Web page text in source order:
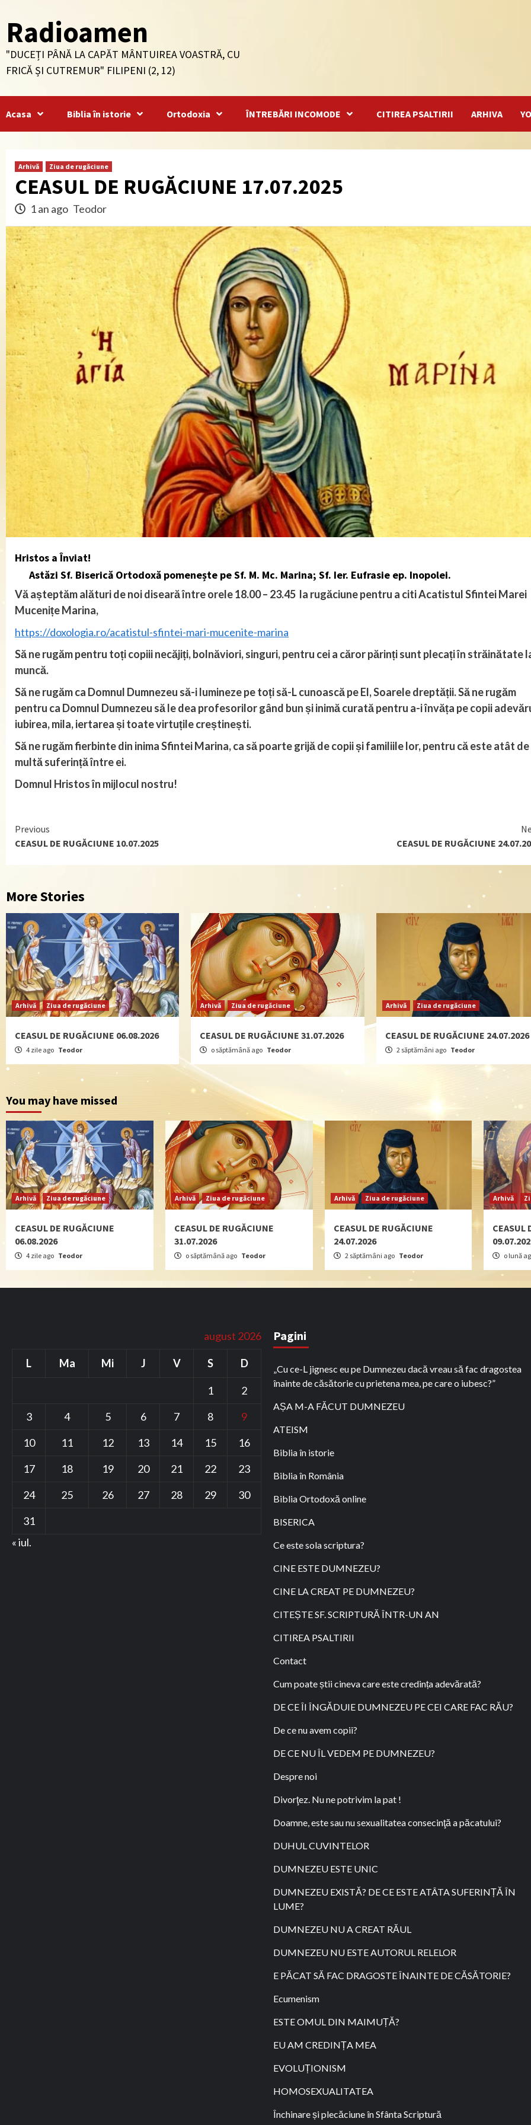
to
content
Radioamen
"DUCEȚI PÂNĂ LA CAPĂT MÂNTUIREA VOASTRĂ, CU
FRICĂ ȘI CUTREMUR" FILIPENI (2, 12)
Acasa Biblia în istorie Ortodoxia ÎNTREBĂRI INCOMODE CITIREA PSALTIRII ARHIVA
Arhivă Ziua de rugăciune
CEASUL DE RUGĂCIUNE 17.07.2025
1 an ago Teodor
Hristos a Înviat!
Astăzi Sf. Biserică Ortodoxă pomenește pe Sf. M. Mc. Marina; Sf. Ier. Eufrasie ep. Inopolei.
Vă așteptăm alături de noi diseară între orele 18.00 – 23.45 la rugăciune pentru a citi Acatistul Sfintei Marei
Mucenițe Marina,
https://doxologia.ro/acatistul-sfintei-mari-mucenite-marina
Să ne rugăm pentru toți copiii necăjiți, bolnăviori, singuri, pentru cei a căror părinți sunt plecați în străinătate
muncă.
Să ne rugăm ca Domnul Dumnezeu să-i lumineze pe toți să-L cunoască pe El, Soarele dreptății. Să ne rugăm
pentru ca Domnul Dumnezeu să le dea profesorilor gând bun și inimă curată pentru a-i învăța pe copii
iubirea, mila, iertarea și toate virtuțile creștinești.
Să ne rugăm fierbinte din inima Sfintei Marina, ca să poarte grijă de copii și familiile lor, pentru că este atât de
multă suferință între ei.
Domnul Hristos în mijlocul nostru!
Continue
Reading
Previous
CEASUL DE RUGĂCIUNE 10.07.2025
CEASUL DE RUGĂCIUNE
More Stories
Arhivă Ziua de rugăciune
CEASUL DE RUGĂCIUNE 06.08.2026
4 zile ago Teodor
Arhivă Ziua de rugăciune
CEASUL DE RUGĂCIUNE 31.07.2026
o săptămână ago Teodor
Arhivă Ziua de rugăciune
CEASUL DE RUGĂCIUNE 24.07.2026
2 săptămâni ago Teodor
You may have missed
Arhivă Ziua de rugăciune
CEASUL DE RUGĂCIUNE
06.08.2026
4 zile ago Teodor
Arhivă Ziua de rugăciune
CEASUL DE RUGĂCIUNE
31.07.2026
o săptămână ago Teodor
Arhivă Ziua de rugăciune
CEASUL DE RUGĂCIUNE
24.07.2026
2 săptămâni ago Teodor
Arhivă
CEASUL
o lună
august 2026
L Ma Mi J V S D
1
2
3
4 5 6 7 8
9
10
11 12 13 14 15
16
17
18 19 20 21 22
23
24
25 26 27 28 29
30
31
« iul.
Pagini
„Cu ce-L jignesc eu pe Dumnezeu dacă vreau să fac dragostea
înainte de căsătorie cu prietena mea, pe care o iubesc?”
AȘA M-A FĂCUT DUMNEZEU
ATEISM
Biblia în istorie
Biblia în România
Biblia Ortodoxă online
BISERICA
Ce este sola scriptura?
CINE ESTE DUMNEZEU?
CINE LA CREAT PE DUMNEZEU?
CITEȘTE SF. SCRIPTURĂ ÎNTR-UN AN
CITIREA PSALTIRII
Contact
Cum poate știi cineva care este credința adevărată?
DE CE ÎI ÎNGĂDUIE DUMNEZEU PE CEI CARE FAC RĂU?
De ce nu avem copii?
DE CE NU ÎL VEDEM PE DUMNEZEU?
Despre noi
Divorţez. Nu ne potrivim la pat !
Doamne, este sau nu sexualitatea consecinţă a păcatului?
DUHUL CUVINTELOR
DUMNEZEU ESTE UNIC
DUMNEZEU EXISTĂ? DE CE ESTE ATÂTA SUFERINȚĂ ÎN
LUME?
DUMNEZEU NU A CREAT RĂUL
DUMNEZEU NU ESTE AUTORUL RELELOR
E PĂCAT SĂ FAC DRAGOSTE ÎNAINTE DE CĂSĂTORIE?
Ecumenism
ESTE OMUL DIN MAIMUȚĂ?
EU AM CREDINȚA MEA
EVOLUȚIONISM
HOMOSEXUALITATEA
Închinare și plecăciune în Sfânta Scriptură